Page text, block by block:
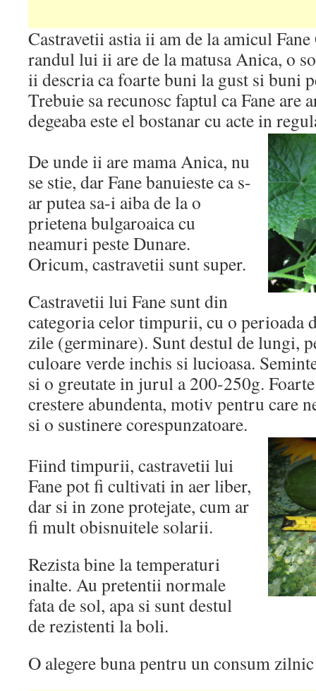
Castravetii astia ii am de la amicul
randul lui ii are de la matusa Anica, o
ii descria ca foarte buni la gust si buni
Trebuie sa recunosc faptul ca Fane are
degeaba este el bostanar cu acte in
De unde ii are mama Anica, nu
se stie, dar Fane banuieste ca s-
ar putea sa-i aiba de la o
prietena bulgaroaica cu
neamuri peste Dunare.
Oricum, castravetii sunt super.
Castravetii lui Fane sunt din
categoria celor timpurii, cu o perioada
zile (germinare). Sunt destul de lungi,
culoare verde inchis si lucioasa.
si o greutate in jurul a 200-250g.
crestere abundenta, motiv pentru care
si o sustinere corespunzatoare.
Fiind timpurii, castravetii lui
Fane pot fi cultivati in aer liber,
dar si in zone protejate, cum ar
fi mult obisnuitele solarii.
Rezista bine la temperaturi
inalte. Au pretentii normale
fata de sol, apa si sunt destul
de rezistenti la boli.
O alegere buna pentru un consum zilnic